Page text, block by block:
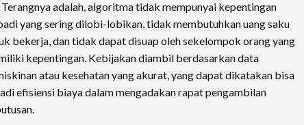
Terangnya adalah, algoritma tidak mempunyai kepentingan
yang sering dilobi-lobikan, tidak membutuhkan uang saku
bekerja, dan tidak dapat disuap oleh sekelompok orang yang
kepentingan. Kebijakan diambil berdasarkan data
atau kesehatan yang akurat, yang dapat dikatakan bisa
efisiensi biaya dalam mengadakan rapat pengambilan